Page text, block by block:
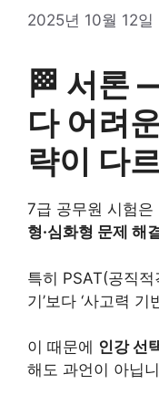
2025년 10월 12일
🏁 서론
다 어려
략이 다
7급 공무원 시험은
형·심화형 문제 해
특히 PSAT(공직
기’보다 ‘사고력
이 때문에 인강 선
해도 과언이 아닙